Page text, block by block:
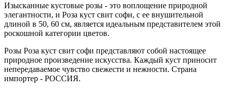
Изысканные кустовые розы - это воплощение природной
элегантности, и Роза куст свит софи, с ее внушительной
длиной в 50, 60 см, является идеальным представителем этой
роскошной категории цветов.
Розы Роза куст свит софи представляют собой настоящее
природное произведение искусства. Каждый куст приносит
непередаваемое чувство свежести и нежности. Страна
импортер - РОССИЯ.